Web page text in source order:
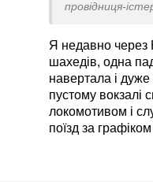
провідниця-
пркалічитися,
робота
Більше я не
Я недавно через
шахедів, одна
навертала і дуже
пустому вокзалі
локомотивом і
поїзд за